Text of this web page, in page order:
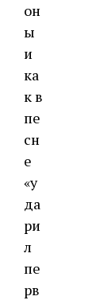
он
ы
и
ка
к в
пе
сн
е
«у
да
ри
л
пе
рв